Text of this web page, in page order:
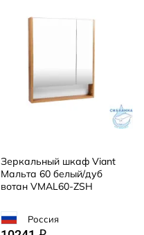
Зеркальный шкаф Viant
Мальта 60 белый/дуб
вотан VMAL60-ZSH
Россия